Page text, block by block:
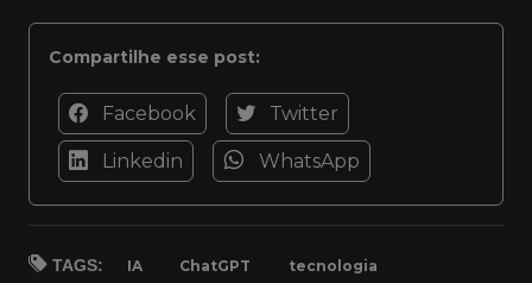
Compartilhe esse post:
Facebook Twitter
Linkedin WhatsApp
TAGS: IA ChatGPT tecnologia